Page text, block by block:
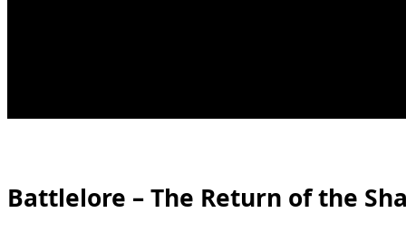
Battlelore – The Return of the